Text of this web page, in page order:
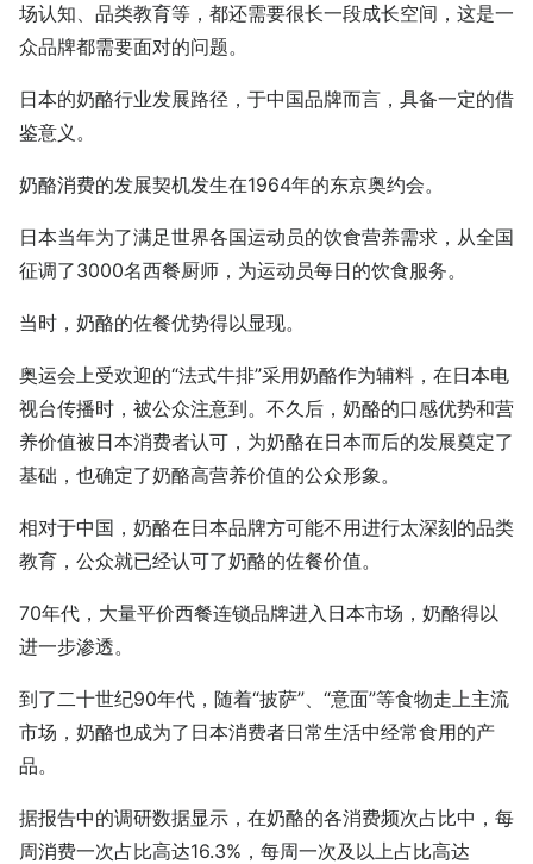
场认知、品类教育等，都还需要很长一段成长空间，这是一
众品牌都需要面对的问题。
日本的奶酪行业发展路径，于中国品牌而言，具备一定的借
鉴意义。
奶酪消费的发展契机发生在1964年的东京奥约会。
日本当年为了满足世界各国运动员的饮食营养需求，从全国
征调了3000名西餐厨师，为运动员每日的饮食服务。
当时，奶酪的佐餐优势得以显现。
奥运会上受欢迎的“法式牛排”采用奶酪作为辅料，在日本电
视台传播时，被公众注意到。不久后，奶酪的口感优势和营
养价值被日本消费者认可，为奶酪在日本而后的发展奠定了
基础，也确定了奶酪高营养价值的公众形象。
相对于中国，奶酪在日本品牌方可能不用进行太深刻的品类
教育，公众就已经认可了奶酪的佐餐价值。
70年代，大量平价西餐连锁品牌进入日本市场，奶酪得以
进一步渗透。
到了二十世纪90年代，随着“披萨”、“意面”等食物走上主流
市场，奶酪也成为了日本消费者日常生活中经常食用的产
品。
据报告中的调研数据显示，在奶酪的各消费频次占比中，每
周消费一次占比高达16.3%，每周一次及以上占比高达